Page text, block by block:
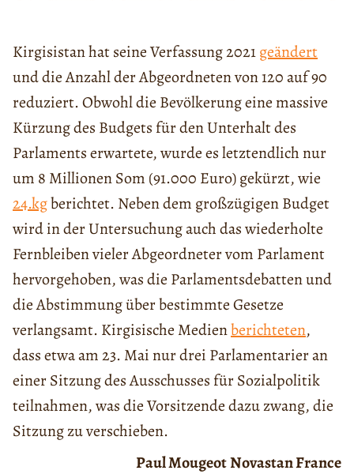
Kirgisistan hat seine Verfassung 2021geändert
und die Anzahl der Abgeordneten von 120 auf 90
reduziert. Obwohl die Bevölkerung eine massive
Kürzung des Budgets für den Unterhalt des
Parlaments erwartete, wurde es letztendlich nur
um 8 Millionen Som (91.000 Euro) gekürzt, wie
24.kgberichtet. Neben dem großzügigen Budget
wird in der Untersuchung auch das wiederholte
Fernbleiben vieler Abgeordneter vom Parlament
hervorgehoben, was die Parlamentsdebatten und
die Abstimmung über bestimmte Gesetze
verlangsamt. Kirgisische Medienberichteten,
dass etwa am 23. Mai nur drei Parlamentarier an
einer Sitzung des Ausschusses für Sozialpolitik
teilnahmen, was die Vorsitzende dazu zwang, die
Sitzung zu verschieben.
Paul MougeotNovastan France